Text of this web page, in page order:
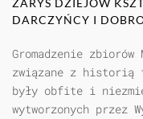
ZARYS DZIEJÓW
DARCZYŃCY I
Gromadzenie zbiorów
związane z historią
były obfite i
wytworzonych przez